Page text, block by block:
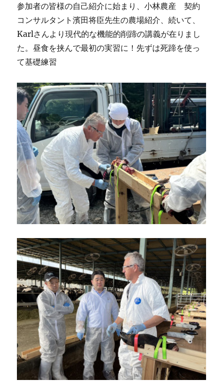
参加者の皆様の自己紹介に始まり、小林農産 契約
コンサルタント濱田将臣先生の農場紹介、続いて、
Karlさんより現代的な機能的削蹄の講義が在りまし
た。昼食を挟んで最初の実習に！先ずは死蹄を使っ
て基礎練習